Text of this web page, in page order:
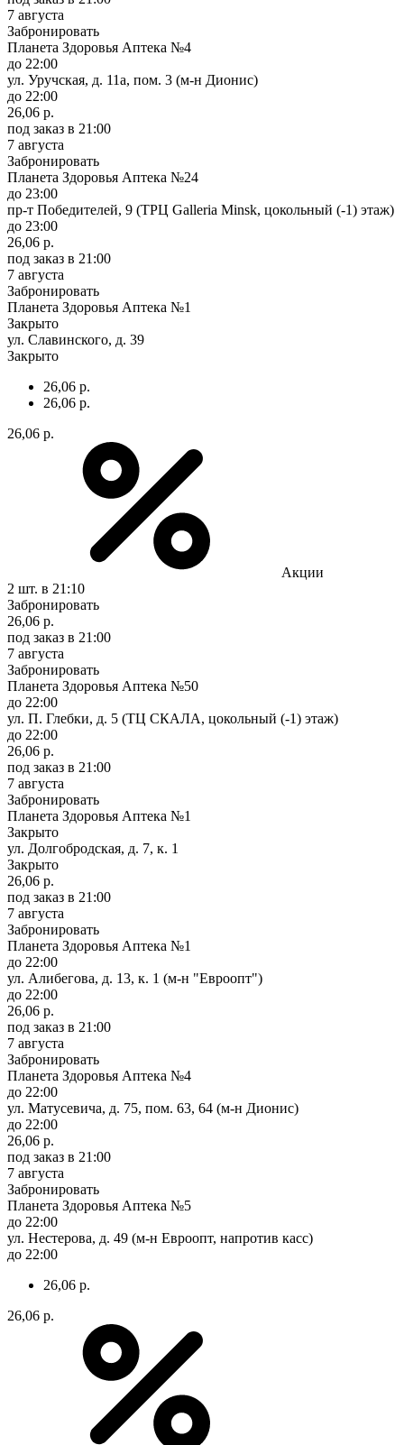
7 августа
Забронировать
Планета Здоровья Аптека №4
до 22:00
ул. Уручская, д. 11а, пом. 3 (м-н Дионис)
до 22:00
26,06 р.
под заказ в 21:00
7 августа
Забронировать
Планета Здоровья Аптека №24
до 23:00
пр-т Победителей, 9 (ТРЦ Galleria Minsk, цокольный (-1) этаж)
до 23:00
26,06 р.
под заказ в 21:00
7 августа
Забронировать
Планета Здоровья Аптека №1
Закрыто
ул. Славинского, д. 39
Закрыто
26,06 р.
26,06 р.
26,06 р.
Акции
2 шт. в 21:10
Забронировать
26,06 р.
под заказ в 21:00
7 августа
Забронировать
Планета Здоровья Аптека №50
до 22:00
ул. П. Глебки, д. 5 (ТЦ СКАЛА, цокольный (-1) этаж)
до 22:00
26,06 р.
под заказ в 21:00
7 августа
Забронировать
Планета Здоровья Аптека №1
Закрыто
ул. Долгобродская, д. 7, к. 1
Закрыто
26,06 р.
под заказ в 21:00
7 августа
Забронировать
Планета Здоровья Аптека №1
до 22:00
ул. Алибегова, д. 13, к. 1 (м-н "Евроопт")
до 22:00
26,06 р.
под заказ в 21:00
7 августа
Забронировать
Планета Здоровья Аптека №4
до 22:00
ул. Матусевича, д. 75, пом. 63, 64 (м-н Дионис)
до 22:00
26,06 р.
под заказ в 21:00
7 августа
Забронировать
Планета Здоровья Аптека №5
до 22:00
ул. Нестерова, д. 49 (м-н Евроопт, напротив касс)
до 22:00
26,06 р.
26,06 р.